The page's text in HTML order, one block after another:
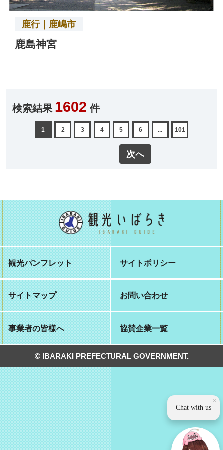
鹿行｜鹿嶋市
鹿島神宮
検索結果 1602 件
1 2 3 4 5 6 ... 101
次へ
観光パンフレット サイトポリシー
サイトマップ お問い合わせ
事業者の皆様へ 協賛企業一覧
© IBARAKI PREFECTURAL GOVERNMENT.
×
Chat with us